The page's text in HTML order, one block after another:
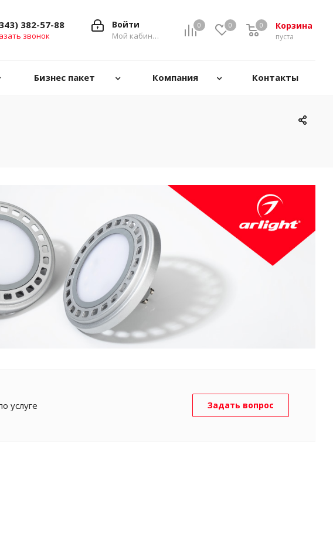
0 0 Корзина
0
пуста
0
Войти
Мой кабинет
382-57-88
звонок
Бизнес пакет Компания Контакты
услуге Задать вопрос